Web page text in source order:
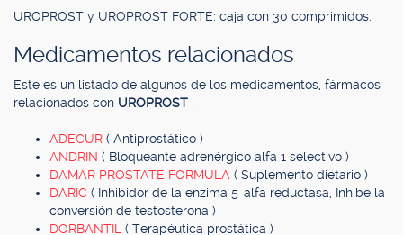
UROPROST y UROPROST FORTE: caja con 30 comprimidos.
Medicamentos relacionados
Este es un listado de algunos de los medicamentos, fármacos
relacionados con UROPROST
ADECUR ( Antiprostático )
ANDRIN ( Bloqueante adrenérgico alfa 1 selectivo )
DAMAR PROSTATE FORMULA ( Suplemento dietario )
DARIC ( Inhibidor de la enzima 5-alfa reductasa, Inhibe la
conversión de testosterona )
DORBANTIL ( Terapéutica prostática )